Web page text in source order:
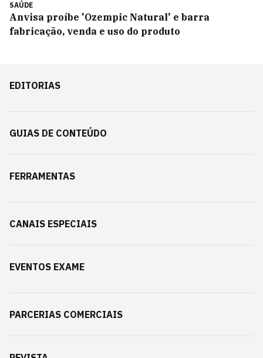
SAÚDE
Anvisa proíbe 'Ozempic Natural' e barra
fabricação, venda e uso do produto
EDITORIAS
GUIAS DE CONTEÚDO
FERRAMENTAS
CANAIS ESPECIAIS
EVENTOS EXAME
PARCERIAS COMERCIAIS